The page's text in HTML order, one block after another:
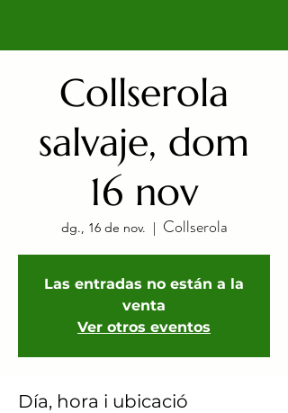
Collserola
salvaje, dom
16 nov
dg., 16 de nov.
  |
Collserola
Las entradas no están a la
venta
Ver otros eventos
Día, hora i ubicació